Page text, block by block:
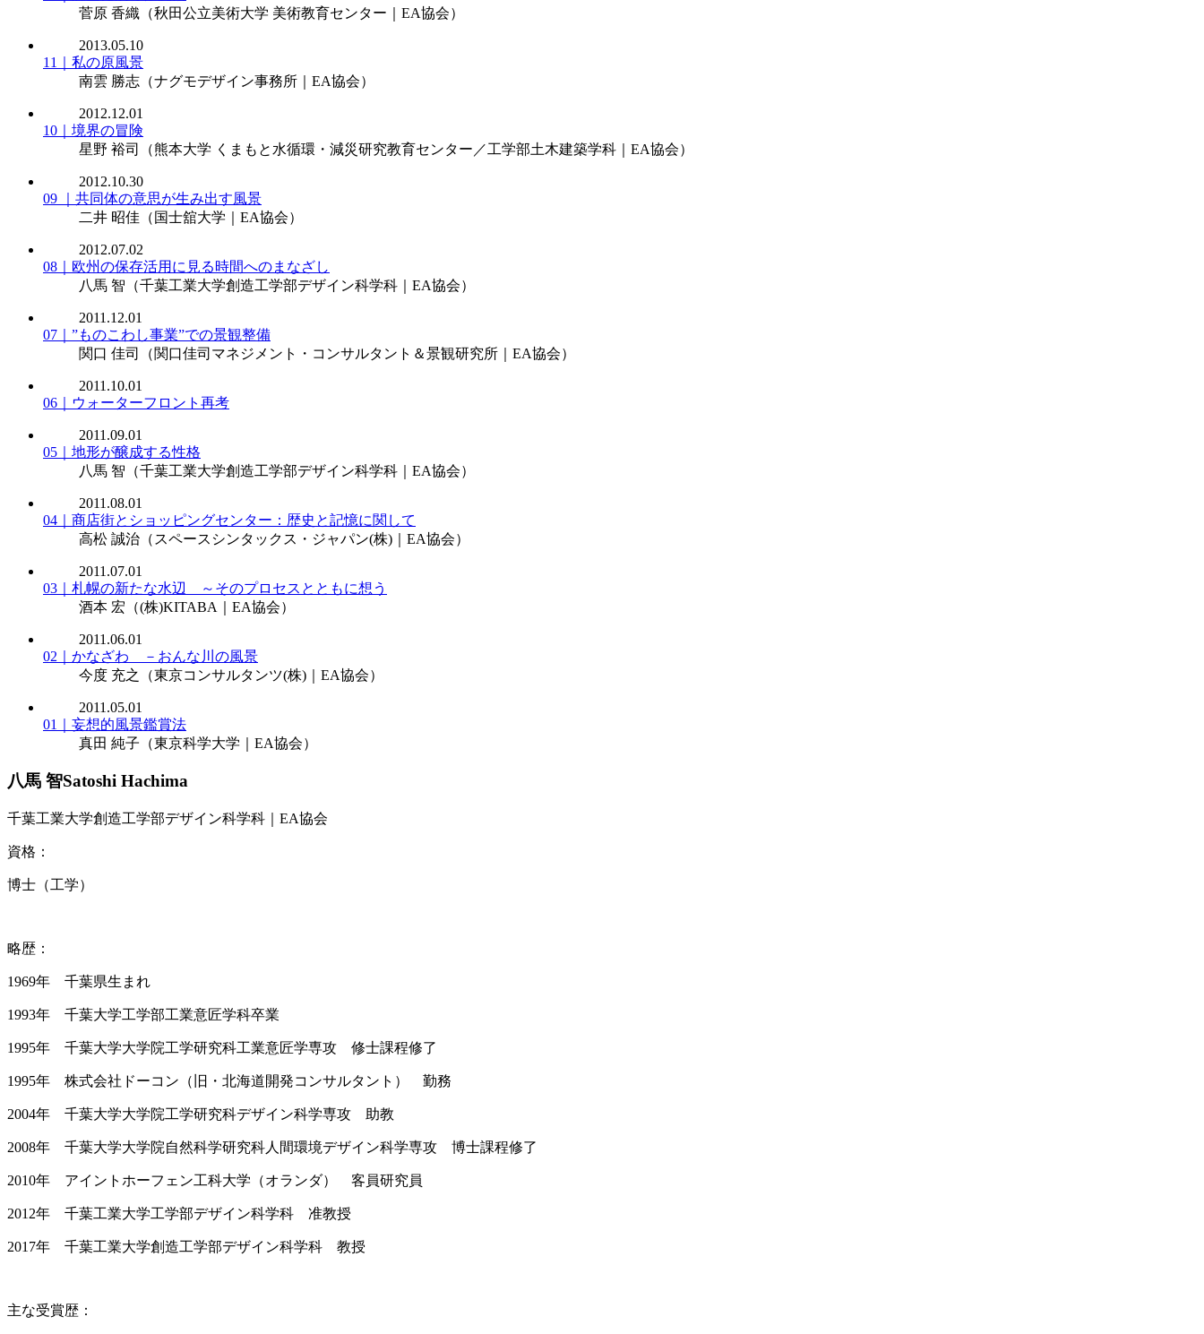
菅原 香織 （秋田公立美術大学 美術教育センター｜EA協会）
2013.05.10
11｜私の原風景
南雲 勝志 （ナグモデザイン事務所｜EA協会）
2012.12.01
10｜境界の冒険
星野 裕司
（熊本大学 くまもと水循環・減災研究教育センター／工学部土木建築学科｜EA協会）
2012.10.30
09 ｜共同体の意思が生み出す風景
二井 昭佳 （国士舘大学｜EA協会）
2012.07.02
08｜欧州の保存活用に見る時間へのまなざし
八馬 智 （千葉工業大学創造工学部デザイン科学科｜EA協会）
2011.12.01
07｜”ものこわし事業”での景観整備
関口 佳司
（関口佳司マネジメント・コンサルタント＆景観研究所｜EA協会）
2011.10.01
06｜ウォーターフロント再考
2011.09.01
05｜地形が醸成する性格
八馬 智 （千葉工業大学創造工学部デザイン科学科｜EA協会）
2011.08.01
04｜商店街とショッピングセンター：歴史と記憶に関して
高松 誠治 （スペースシンタックス・ジャパン(株)｜EA協会）
2011.07.01
03｜札幌の新たな水辺 ～そのプロセスとともに想う
酒本 宏 （(株)KITABA｜EA協会）
2011.06.01
02｜かなざわ －おんな川の風景
今度 充之
（東京コンサルタンツ(株)｜EA協会）
2011.05.01
01｜妄想的風景鑑賞法
真田 純子 （東京科学大学｜EA協会）
八馬 智Satoshi Hachima
千葉工業大学創造工学部デザイン科学科｜EA協会
資格：
博士（工学）
略歴：
1969年 千葉県生まれ
1993年 千葉大学工学部工業意匠学科卒業
1995年 千葉大学大学院工学研究科工業意匠学専攻 修士課程修了
1995年 株式会社ドーコン（旧・北海道開発コンサルタント） 勤務
2004年 千葉大学大学院工学研究科デザイン科学専攻 助教
2008年 千葉大学大学院自然科学研究科人間環境デザイン科学専攻 博士課程修了
2010年 アイントホーフェン工科大学（オランダ） 客員研究員
2012年 千葉工業大学工学部デザイン科学科 准教授
2017年 千葉工業大学創造工学部デザイン科学科 教授
主な受賞歴：